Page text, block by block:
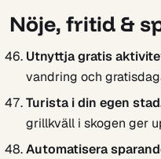
Nöje, fritid &
Utnyttja gratis
vandring och
Turista i din egen
grillkväll i skogen ger
Automatisera